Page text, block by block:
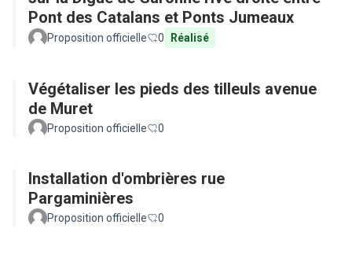
Pont des Catalans et Ponts Jumeaux
Proposition officielle 0 Réalisé
Végétaliser les pieds des tilleuls avenue
de Muret
Proposition officielle 0
Installation d'ombrières rue
Pargaminières
Proposition officielle 0